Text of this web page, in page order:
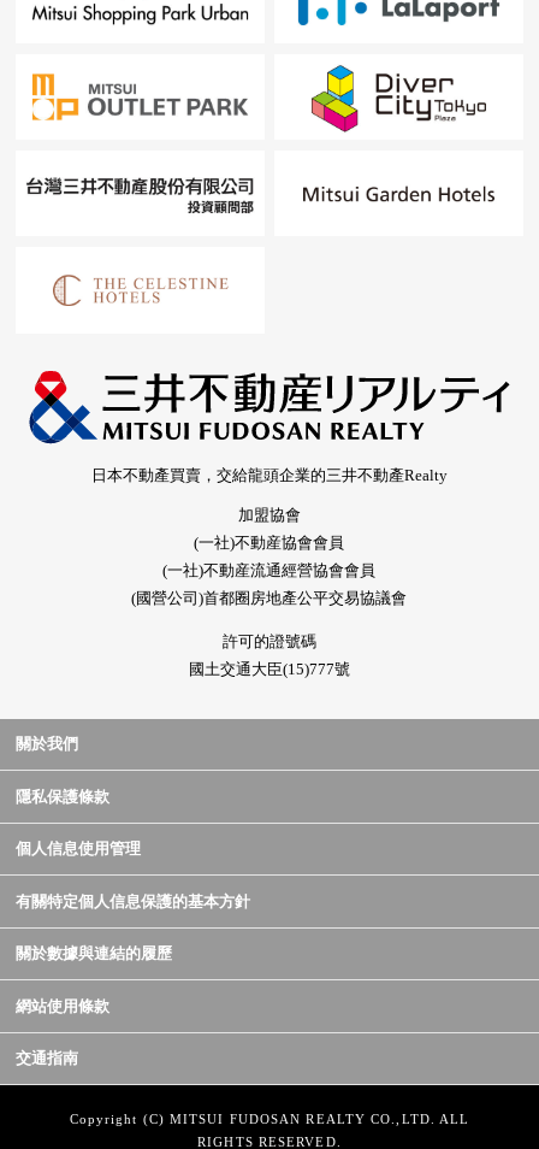
日本不動產買賣，交給龍頭企業的三井不動產Realty
加盟協會
(一社)不動産協會會員
(一社)不動産流通經營協會會員
(國營公司)首都圈房地產公平交易協議會
許可的證號碼
國土交通大臣(15)777號
關於我們
隱私保護條款
個人信息使用管理
有關特定個人信息保護的基本方針
關於數據與連結的履歷
網站使用條款
交通指南
Copyright (C) MITSUI FUDOSAN REALTY CO.,LTD. ALL
RIGHTS RESERVED.